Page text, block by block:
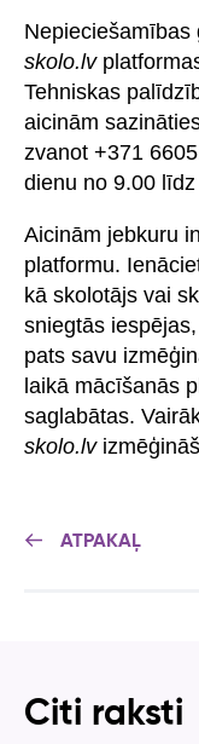
skolo.lv
Tehniskas
aicinām
zvanot +371
dienu no 9.00
Aicinām jebkuru
platformu.
kā skolotājs vai
sniegtās
pats savu
laikā mācīšanās
saglabātas.
skolo.lv
ATPAKAĻ
Citi raksti